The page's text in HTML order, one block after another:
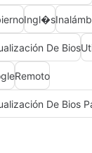
Ingl�s
De Bios
Remoto
De Bios